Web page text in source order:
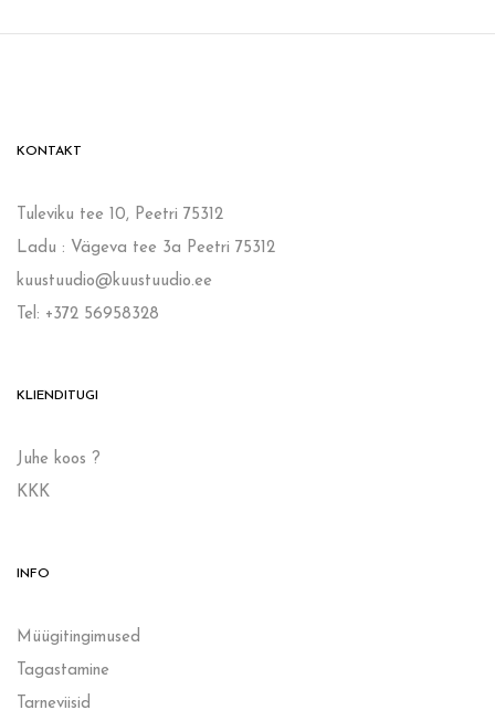
KONTAKT
Tuleviku tee 10, Peetri 75312
Ladu : Vägeva tee 3a Peetri 75312
kuustuudio@kuustuudio.ee
Tel: +372 56958328
KLIENDITUGI
Juhe koos ?
KKK
INFO
Müügitingimused
Tagastamine
Tarneviisid